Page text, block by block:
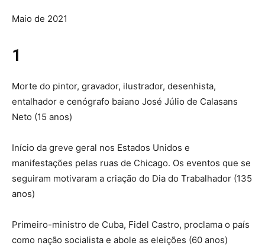
Maio de 2021
1
Morte do pintor, gravador, ilustrador, desenhista,
entalhador e cenógrafo baiano José Júlio de Calasans
Neto (15 anos)
Início da greve geral nos Estados Unidos e
manifestações pelas ruas de Chicago. Os eventos que se
seguiram motivaram a criação do Dia do Trabalhador (135
anos)
Primeiro-ministro de Cuba, Fidel Castro, proclama o país
como nação socialista e abole as eleições (60 anos)